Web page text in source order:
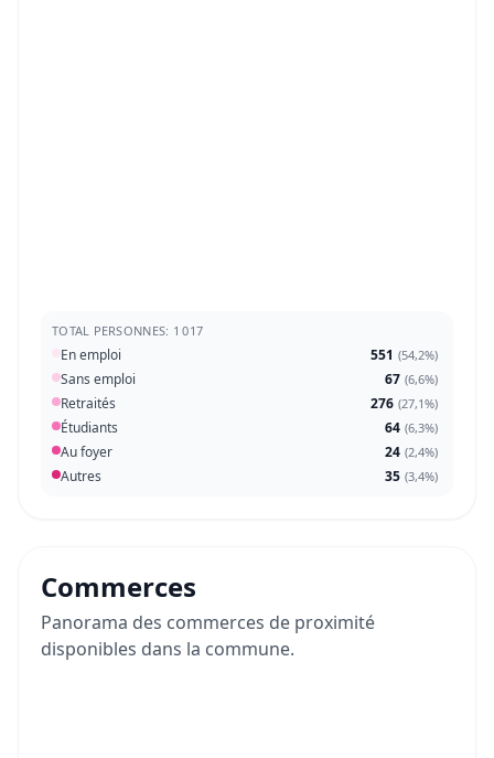
TOTAL PERSONNES: 1 017
En emploi 551 (54,2%)
Sans emploi 67 (6,6%)
Retraités 276 (27,1%)
Étudiants 64 (6,3%)
Au foyer 24 (2,4%)
Autres 35 (3,4%)
Commerces
Panorama des commerces de proximité
disponibles dans la commune.